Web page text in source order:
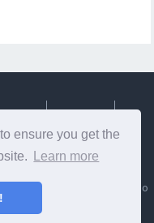
ensure you get the
Learn more
e información útil sobre diseño